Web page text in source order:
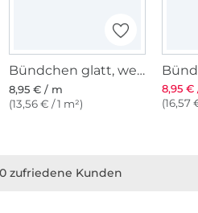
Bündchen glatt, weiß
8,95 € / m
(13,56 € / 1 m²)
8,95 €
(16,57
zufriedene Kunden